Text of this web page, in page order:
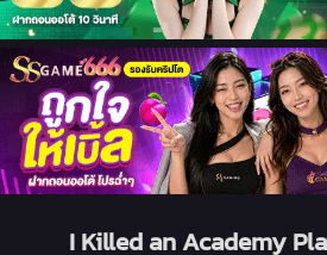
I Killed an Academy